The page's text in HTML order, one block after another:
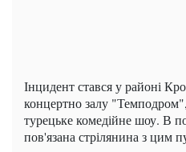
Інцидент стався у районі
концертно залу
турецьке комедійне шоу. В
пов'язана стрілянина з цим